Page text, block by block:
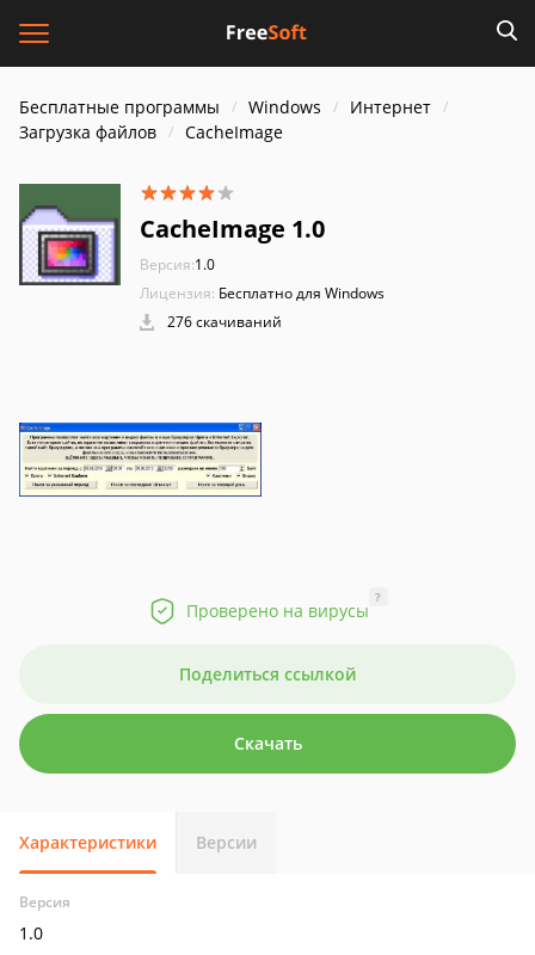
Бесплатные программы Windows
Интернет
Загрузка файлов
CacheImage
CacheImage 1.0
Версия:1.0
Лицензия: Бесплатно для Windows
276 скачиваний
Проверено на вирусы
?
Поделиться ссылкой
Скачать
Характеристики Версии
Версия
1.0